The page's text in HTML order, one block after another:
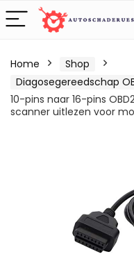
Home
Shop
Diagosegereedschap
10-pins naar 16-pins
scanner uitlezen voor